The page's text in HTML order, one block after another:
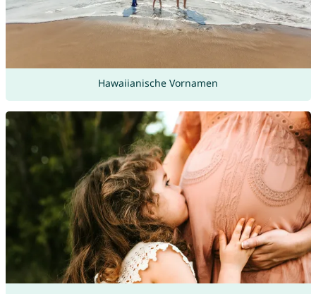
Hawaiianische Vornamen